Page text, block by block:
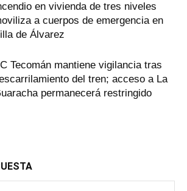
en vivienda de tres niveles
a cuerpos de emergencia en
de Álvarez
Tecomán mantiene vigilancia tras
del tren; acceso a La
permanecerá restringido